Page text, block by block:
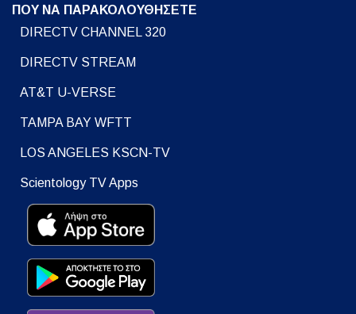
ΠΟΥ ΝΑ ΠΑΡΑΚΟΛΟΥΘΗΣΕΤΕ
DIRECTV CHANNEL 320
DIRECTV STREAM
AT&T U-VERSE
TAMPA BAY WFTT
LOS ANGELES KSCN-TV
Scientology TV Apps